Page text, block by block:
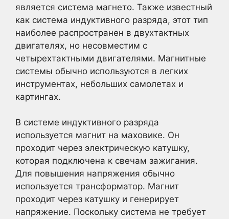
является система магнето. Также известный
как система индуктивного разряда, этот тип
наиболее распространен в двухтактных
двигателях, но несовместим с
четырехтактными двигателями. Магнитные
системы обычно используются в легких
инструментах, небольших самолетах и
картингах.
В системе индуктивного разряда
используется магнит на маховике. Он
проходит через электрическую катушку,
которая подключена к свечам зажигания.
Для повышения напряжения обычно
используется трансформатор. Магнит
проходит через катушку и генерирует
напряжение. Поскольку система не требует